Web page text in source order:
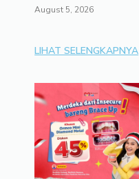
August 5, 2026
LIHAT SELENGKAPNYA